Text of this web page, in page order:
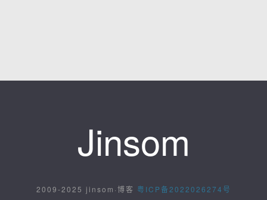
Jinsom
2009-2025 jinsom·博客 粤ICP备2022026274号